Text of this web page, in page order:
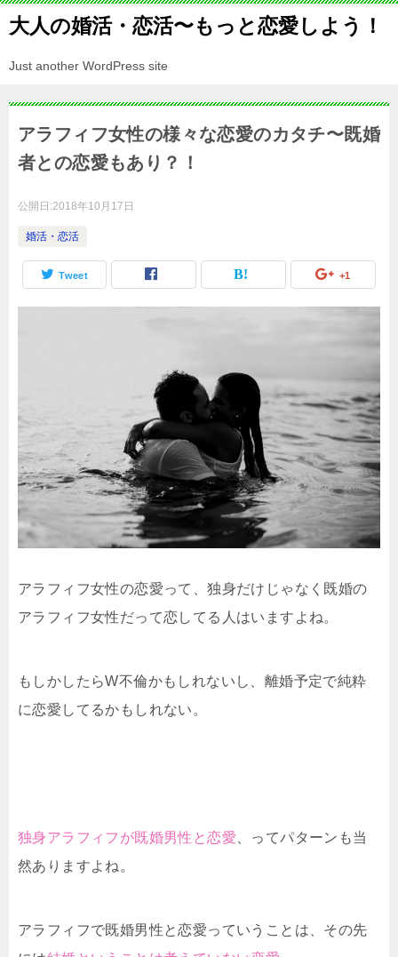
大人の婚活・恋活〜もっと恋愛しよう！
Just another WordPress site
アラフィフ女性の様々な恋愛のカタチ〜既婚
者との恋愛もあり？！
公開日:2018年10月17日
婚活・恋活
Tweet +1
アラフィフ女性の恋愛って、独身だけじゃなく既婚の
アラフィフ女性だって恋してる人はいますよね。
もしかしたらW不倫かもしれないし、離婚予定で純粋
に恋愛してるかもしれない。
独身アラフィフが既婚男性と恋愛 、ってパターンも当
然ありますよね。
アラフィフで既婚男性と恋愛っていうことは、その先